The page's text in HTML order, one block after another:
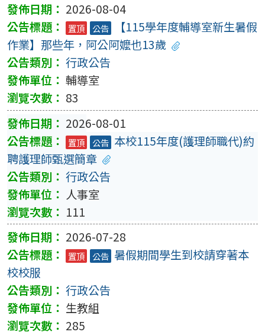
2026-08-04
置頂 公告
【115學年度輔導室新生暑假
作業】那些年，阿公阿嬤也13歲
行政公告
輔導室
83
2026-08-01
置頂 公告 本校115年度(護理師職代)約
聘護理師甄選簡章
行政公告
人事室
111
2026-07-28
置頂 公告 暑假期間學生到校請穿著本
校校服
行政公告
生教組
285